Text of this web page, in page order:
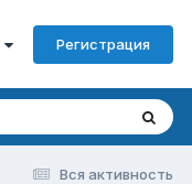
Регистрация
Вся активность